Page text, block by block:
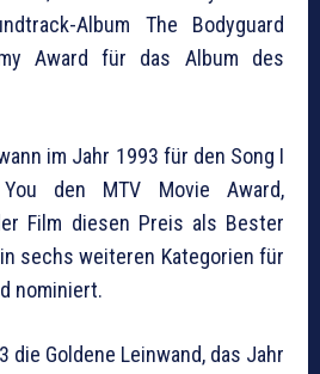
Album The Bodyguard
Award für das Album des
im Jahr 1993 für den Song I
den MTV Movie Award,
Film diesen Preis als Bester
sechs weiteren Kategorien für
nominiert.
die Goldene Leinwand, das Jahr